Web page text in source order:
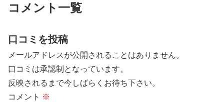
コメント一覧
口コミを投稿
メールアドレスが公開されることはありません。
口コミは承認制となっています。
反映されるまで今しばらくお待ち下さい。
コメント ※